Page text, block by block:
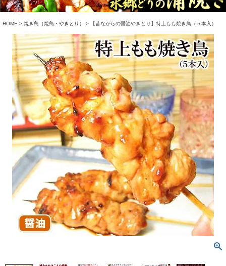
HOME 焼き鳥（焼鳥・やきとり） 【昔ながらの醤油やきとり】特上もも焼き鳥（５本入）